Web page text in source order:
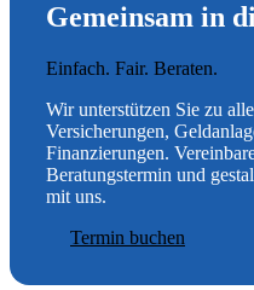
Gemeinsam in
Einfach. Fair. Beraten.
Wir unterstützen Sie zu
Versicherungen,
Finanzierungen.
Beratungstermin und
mit uns.
Termin buchen